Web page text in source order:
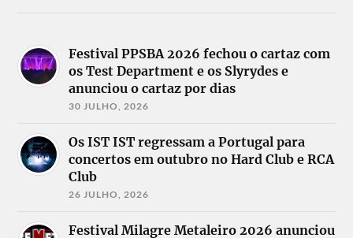
Festival PPSBA 2026 fechou o cartaz com
os Test Department e os Slyrydes e
anunciou o cartaz por dias
30 JULHO, 2026
Os IST IST regressam a Portugal para
concertos em outubro no Hard Club e RCA
Club
26 JULHO, 2026
Festival Milagre Metaleiro 2026 anunciou